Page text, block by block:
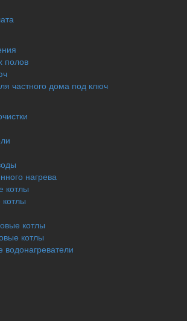
полов
частного дома под ключ
нагрева
котлы
котлы
котлы
котлы
водонагреватели